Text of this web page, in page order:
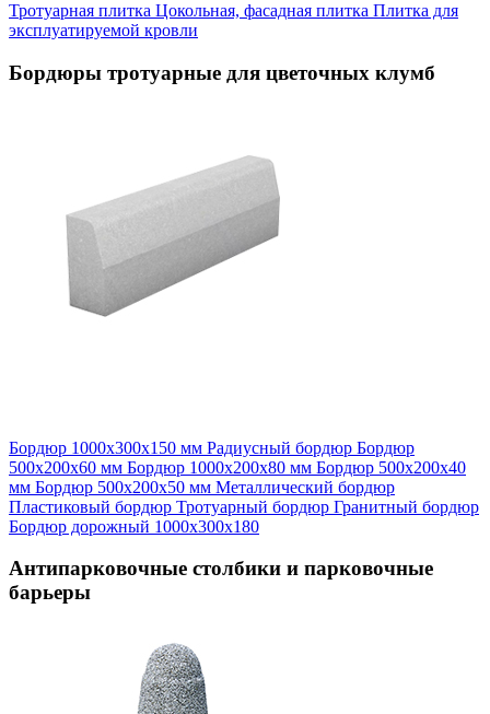
Тротуарная плитка Цокольная, фасадная плитка Плитка для
эксплуатируемой кровли
Бордюры тротуарные для цветочных клумб
Бордюр 1000х300х150 мм Радиусный бордюр Бордюр
500х200х60 мм Бордюр 1000х200х80 мм Бордюр 500х200х40
мм Бордюр 500х200х50 мм Металлический бордюр
Пластиковый бордюр Тротуарный бордюр Гранитный бордюр
Бордюр дорожный 1000х300х180
Антипарковочные столбики и парковочные
барьеры